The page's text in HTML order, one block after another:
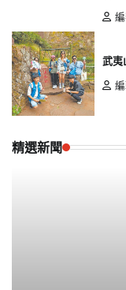
武夷
精選新聞